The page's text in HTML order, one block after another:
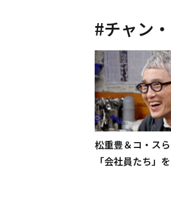
#チャン
松重豊＆コ・ス
「会社員たち」
「ジェチング シ